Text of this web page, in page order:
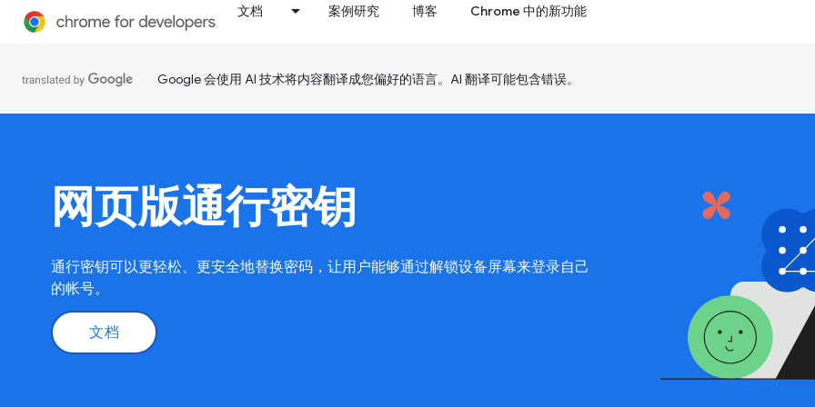
文档 案例研究 博客 Chrome 中的新功能
Google 会使用 AI 技术将内容翻译成您偏好的语言。AI 翻译可能包含错误。
网页版通行密钥
通行密钥可以更轻松、更安全地替换密码，让用户能够通过解锁设备屏幕来登录自己
的帐号。
文档